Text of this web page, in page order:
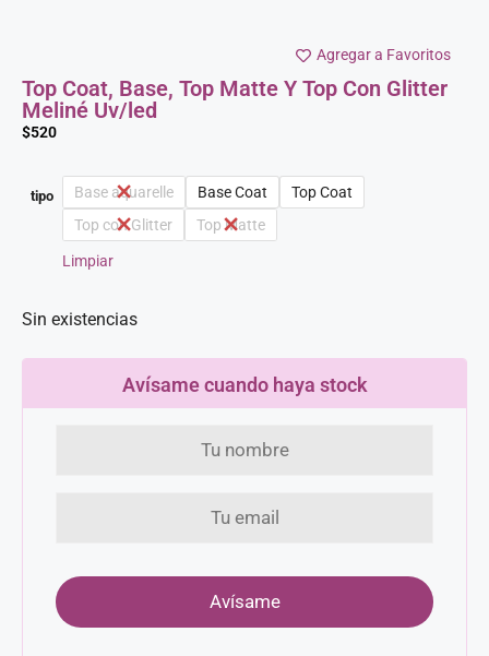
Agregar a Favoritos
Top Coat, Base, Top Matte Y Top Con Glitter
Meliné Uv/led
$520
tipo Base aquarelle Base Coat
Top Coat
Top con Glitter
Top Matte
Limpiar
Sin existencias
Avísame cuando haya stock